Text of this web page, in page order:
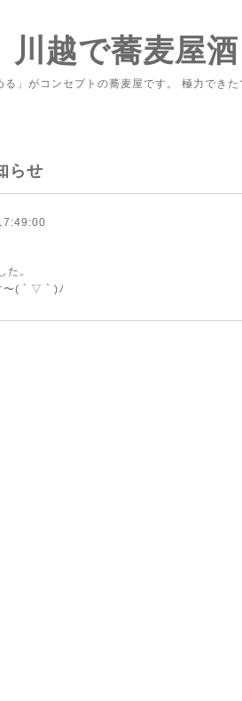
川越で蕎麦屋酒
」がコンセプトの蕎麦屋です。 極力でき
らせ
た。
〜( ´ ▽ ` )ﾉ